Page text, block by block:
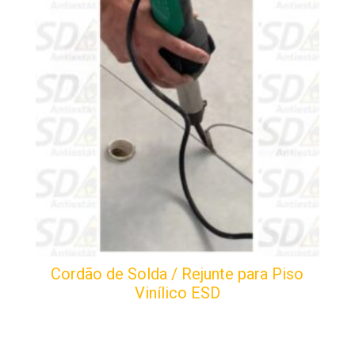
Cordão de Solda / Rejunte para Piso
Vinílico ESD